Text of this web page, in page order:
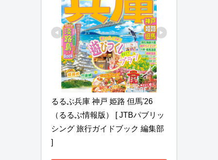
るるぶ兵庫 神戸 姫路 但馬'26
（るるぶ情報版） [ JTBパブリッ
シング 旅行ガイドブック 編集部
]